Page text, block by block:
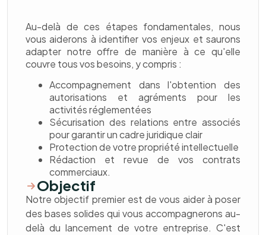
Au-delà de ces étapes fondamentales, nous
vous aiderons à identifier vos enjeux et saurons
adapter notre offre de manière à ce qu'elle
couvre tous vos besoins, y compris :
Accompagnement dans l'obtention des
autorisations et agréments pour les
activités réglementées
Sécurisation des relations entre associés
pour garantir un cadre juridique clair
Protection de votre propriété intellectuelle
Rédaction et revue de vos contrats
commerciaux.
Objectif
Notre objectif premier est de vous aider à poser
des bases solides qui vous accompagnerons au-
delà du lancement de votre entreprise. C'est